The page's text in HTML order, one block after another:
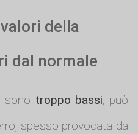
della
dal normale
sono troppo bassi, può
spesso provocata da